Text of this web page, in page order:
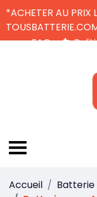
*ACHETER AU PRIX
FAQ
Accueil